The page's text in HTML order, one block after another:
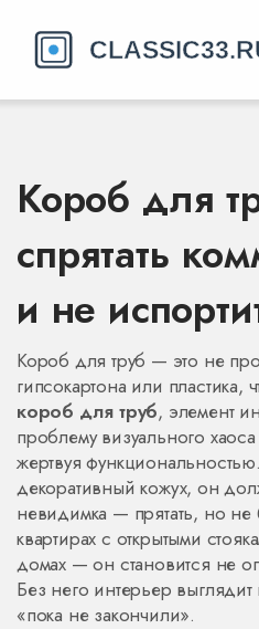
Короб для
спрятать
и не
Короб для труб — это не
гипсокартона или пластика,
короб для труб, элемент
проблему визуального
жертвуя функциональностью
декоративный кожух, он
невидимка — прятать, но не
квартирах с открытыми
домах — он становится не
Без него интерьер
«пока не закончили».